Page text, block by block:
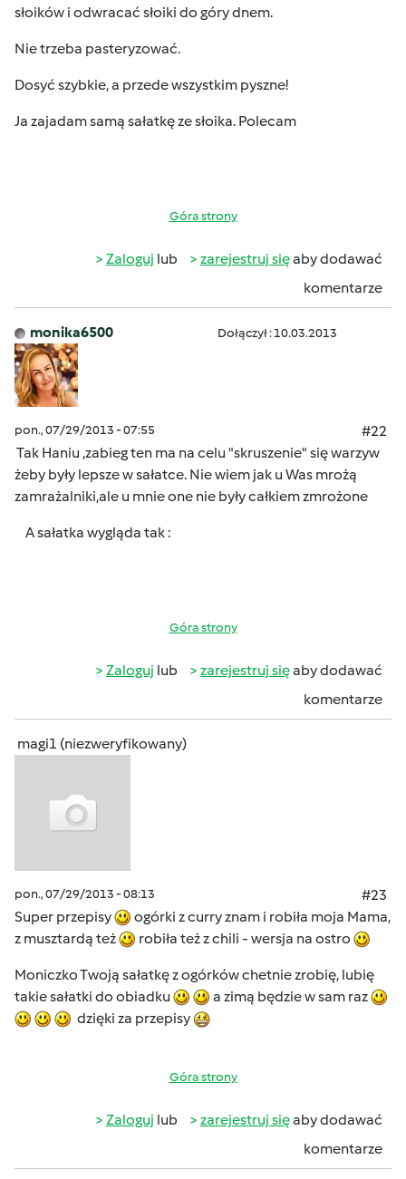
słoików i odwracać słoiki do góry dnem.
Nie trzeba pasteryzować.
Dosyć szybkie, a przede wszystkim pyszne!
Ja zajadam samą sałatkę ze słoika. Polecam
Góra strony
Zaloguj lub zarejestruj sięaby dodawać
komentarze
monika6500 Dołączył : 10.03.2013
pon., 07/29/2013 - 07:55
#22
Tak Haniu ,zabieg ten ma na celu "skruszenie" się warzyw
żeby były lepsze w sałatce. Nie wiem jak u Was mrożą
zamrażalniki,ale u mnie one nie były całkiem zmrożone
A sałatka wygląda tak :
Góra strony
Zaloguj lub zarejestruj sięaby dodawać
komentarze
magi1 (niezweryfikowany)
pon., 07/29/2013 - 08:13
#23
Super przepisy
ogórki z curry znam i robiła moja Mama,
z musztardą też
robiła też z chili - wersja na ostro
Moniczko Twoją sałatkę z ogórków chetnie zrobię, lubię
takie sałatki do obiadku
a zimą będzie w sam raz
dzięki za przepisy
Góra strony
Zaloguj lub zarejestruj sięaby dodawać
komentarze